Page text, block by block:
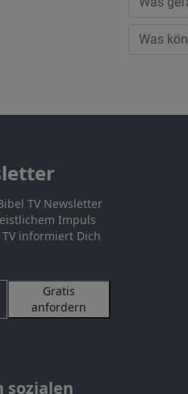
TV Newsletter
Impuls
informiert Dich
Gratis
anfordern
sozialen